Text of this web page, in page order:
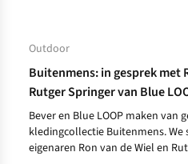
Outdoor
Buitenmens: in gesprek met
Rutger Springer van Blue
Bever en Blue LOOP maken van
kledingcollectie Buitenmens. We
eigenaren Ron van de Wiel en